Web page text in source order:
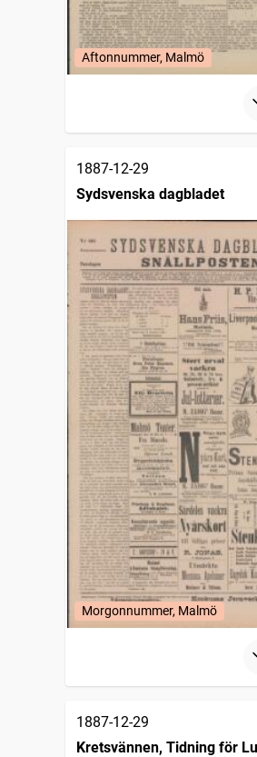
Aftonnummer, Malmö
1887-12-29
Sydsvenska dagbladet
Morgonnummer, Malmö
1887-12-29
Kretsvännen, Tidning för